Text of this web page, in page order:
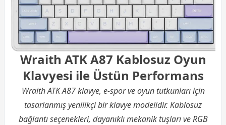
Wraith ATK A87 Kablosuz Oyun
Klavyesi ile Üstün Performans
Wraith ATK A87 klavye, e-spor ve oyun tutkunları için
tasarlanmış yenilikçi bir klavye modelidir. Kablosuz
bağlantı seçenekleri, dayanıklı mekanik tuşları ve RGB